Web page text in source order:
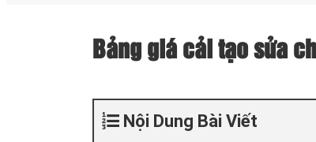
Bảng giá cải tạo sửa
Nội Dung Bài Viết